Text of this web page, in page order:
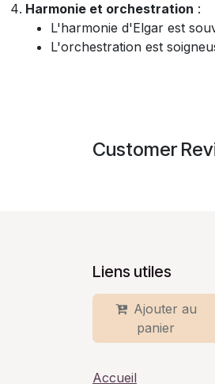
Harmonie et orchestration :
L'harmonie d'Elgar est
L'orchestration est
Customer
Liens utiles
Ajouter au
panier
Accueil